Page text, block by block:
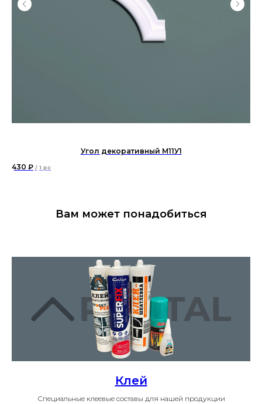
Угол декоративный М11У1
430 ₽ / 1 pc
Вам может понадобиться
Клей
Специальные клеевые составы для нашей продукции